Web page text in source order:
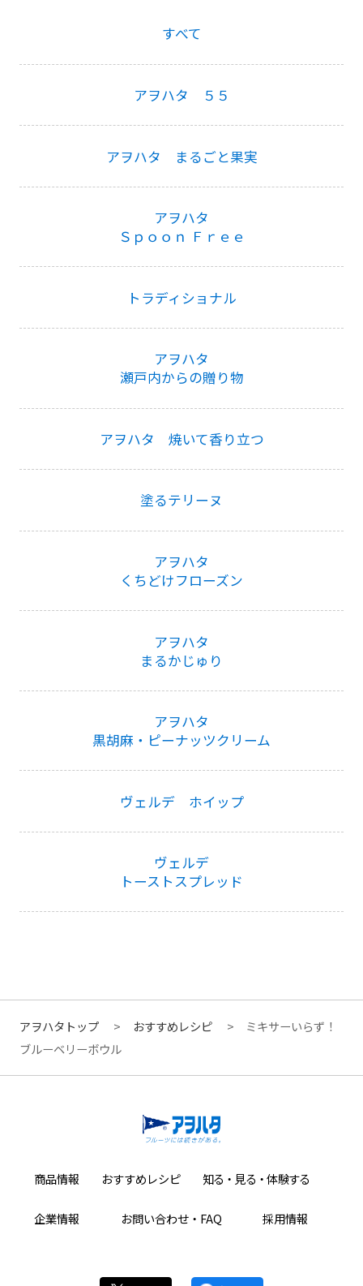
すべて
アヲハタ ５５
アヲハタ まるごと果実
アヲハタ
Ｓｐｏｏｎ Ｆｒｅｅ
トラディショナル
アヲハタ
瀬戸内からの贈り物
アヲハタ 焼いて香り立つ
塗るテリーヌ
アヲハタ
くちどけフローズン
アヲハタ
まるかじゅり
アヲハタ
黒胡麻・ピーナッツクリーム
ヴェルデ ホイップ
ヴェルデ
トーストスプレッド
アヲハタトップ おすすめレシピ
ミキサーいらず！
ブルーベリーボウル
商品情報 おすすめレシピ 知る・見る・体験する
企業情報 お問い合わせ・FAQ 採用情報